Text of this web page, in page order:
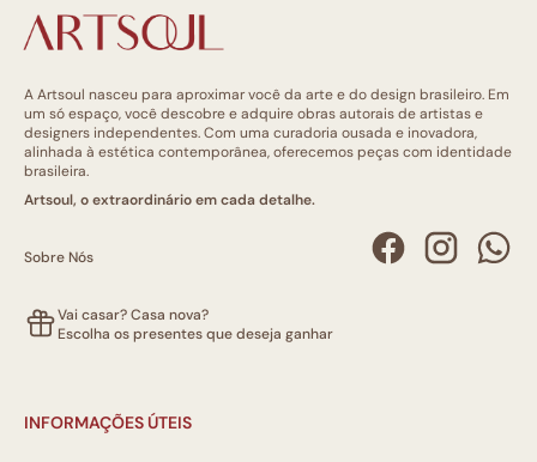
A Artsoul nasceu para aproximar você da arte e do design brasileiro. Em
um só espaço, você descobre e adquire obras autorais de artistas e
designers independentes. Com uma curadoria ousada e inovadora,
alinhada à estética contemporânea, oferecemos peças com identidade
brasileira.
Artsoul, o extraordinário em cada detalhe.
Sobre Nós
Vai casar? Casa nova?
Escolha os presentes que deseja ganhar
INFORMAÇÕES ÚTEIS